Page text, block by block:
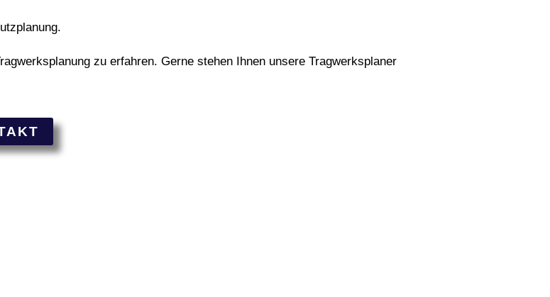
zu erfahren. Gerne stehen Ihnen unsere Tragwerksplaner